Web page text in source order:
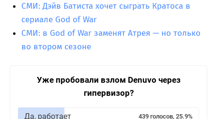
СМИ: Дэйв Батиста хочет сыграть Кратоса в
сериале God of War
СМИ: в God of War заменят Атрея — но только
во втором сезоне
Уже пробовали взлом Denuvo через
гипервизор?
Да, работает 439 голосов, 25.9%